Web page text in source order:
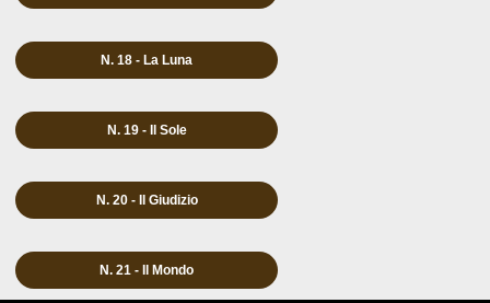
N. 18 - La Luna
N. 19 - Il Sole
N. 20 - Il Giudizio
N. 21 - Il Mondo